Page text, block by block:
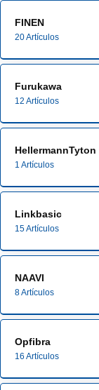
FINEN
20 Artículos
Furukawa
12 Artículos
HellermannTyton
1 Artículos
Linkbasic
15 Artículos
NAAVI
8 Artículos
Opfibra
16 Artículos